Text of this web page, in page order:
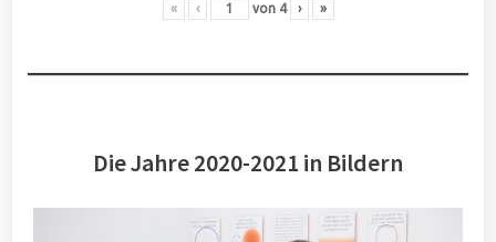
« ‹ von 4 › »
Die Jahre 2020-2021 in Bildern